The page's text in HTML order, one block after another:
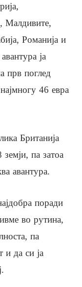
Малдивите,
Романија и
ја
прв поглед
46 евра
Британија
па затоа
авантура.
поради
во рутина,
па
и да си ја